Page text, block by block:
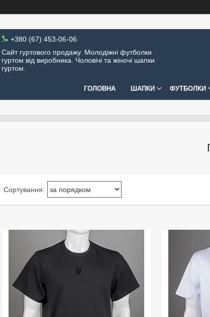
+380 (67) 453-06-06
Сайт гуртового продажу. Молодіжні футболки
гуртом від виробника. Чоловічі та жіночі шапки
гуртом.
ГОЛОВНА ШАПКИ ФУТБОЛКИ